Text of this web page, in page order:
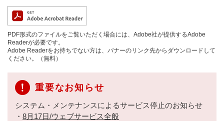
PDF形式のファイルをご覧いただく場合には、Adobe社が提供するAdobe
Readerが必要です。
Adobe Readerをお持ちでない方は、バナーのリンク先からダウンロードして
ください。（無料）
重要なお知らせ
システム・メンテナンスによるサービス停止のお知らせ
・ 8月17日/ウェブサービス全般